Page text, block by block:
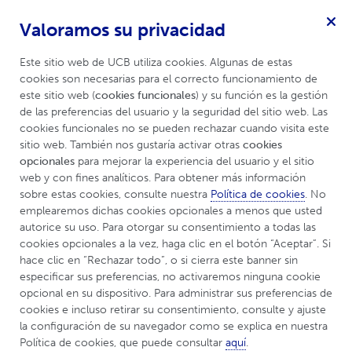
Enfermedades Mediadas por Inflamación
Menú
UCBCares Enfermedades Reumáticas Artiritis Psoriásica
Artritis Psoriásica
¿Qué es la artritis psoriásica?
La artritis psoriásica es una enfermedad inflamatoria,
crónica, autoinmune y no contagiosa caracterizada por
la inflamación en las articulaciones, principalmente
manos, muñecas, pies y rodillas.5
Valoramos su privacidad
Este sitio web de UCB utiliza cookies. Algunas de estas
cookies son necesarias para el correcto funcionamiento de
este sitio web (cookies funcionales) y su función es la gestión
de las preferencias del usuario y la seguridad del sitio web. Las
cookies funcionales no se pueden rechazar cuando visita este
sitio web. También nos gustaría activar otras cookies
opcionales para mejorar la experiencia del usuario y el sitio
web y con fines analíticos. Para obtener más información
sobre estas cookies, consulte nuestra Política de cookies. No
emplearemos dichas cookies opcionales a menos que usted
autorice su uso. Para otorgar su consentimiento a todas las
cookies opcionales a la vez, haga clic en el botón “Aceptar”. Si
hace clic en “Rechazar todo”, o si cierra este banner sin
especificar sus preferencias, no activaremos ninguna cookie
opcional en su dispositivo. Para administrar sus preferencias de
cookies e incluso retirar su consentimiento, consulte y ajuste
la configuración de su navegador como se explica en nuestra
Política de cookies, que puede consultar aquí.